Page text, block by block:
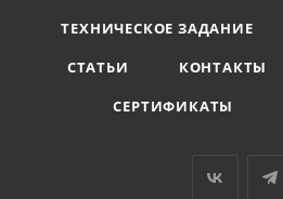
ТЕХНИЧЕСКОЕ ЗАДАНИЕ
СТАТЬИ
КОНТАКТЫ
СЕРТИФИКАТЫ